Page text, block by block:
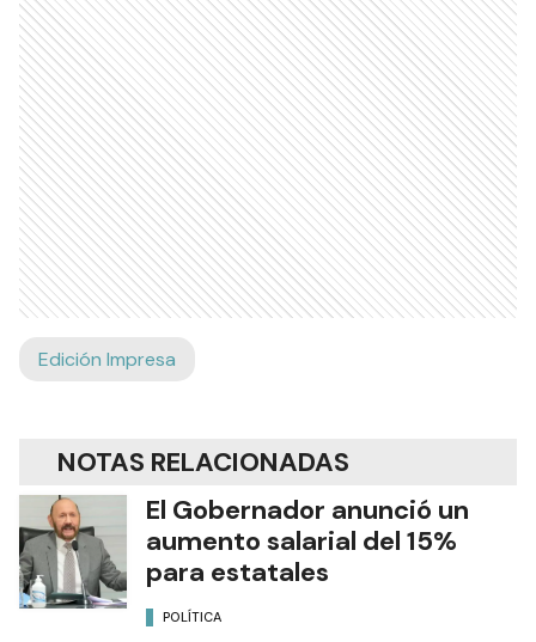
Edición Impresa
NOTAS RELACIONADAS
El Gobernador anunció un
aumento salarial del 15%
para estatales
POLÍTICA